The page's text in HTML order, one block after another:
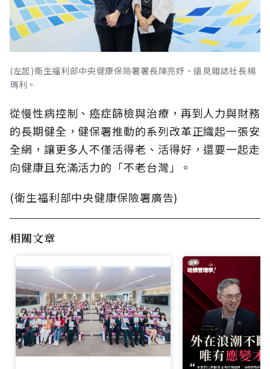
(左起)衛生福利部中央健康保險署署長陳亮妤、遠見雜誌社長楊
瑪利。
從慢性病控制、癌症篩檢與治療，再到人力與財務
的長期健全，健保署推動的系列改革正織起一張安
全網，讓更多人不僅活得老、活得好，還要一起走
向健康且充滿活力的「不老台灣」。
(衛生福利部中央健康保險署廣告)
相關文章